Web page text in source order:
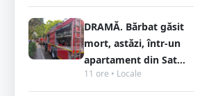
DRAMĂ. Bărbat găsit
mort, astăzi, într-un
apartament din Sat...
11 ore • Locale